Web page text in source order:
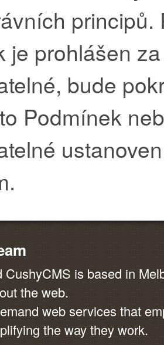
je prohlášen
bude
Podmínek
CushyCMS is based in
the web.
web services that
the way they work.